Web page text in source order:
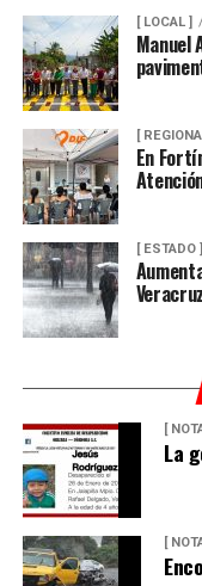
[ LOCAL ]
Manuel
[
En
[ ESTADO ]
[
La
[